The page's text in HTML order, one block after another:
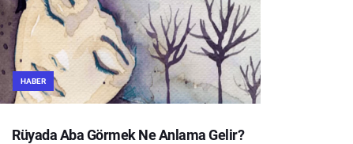
HABER
Rüyada Aba Görmek Ne Anlama Gelir?